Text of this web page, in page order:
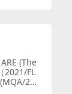
(The
2021/FL
24